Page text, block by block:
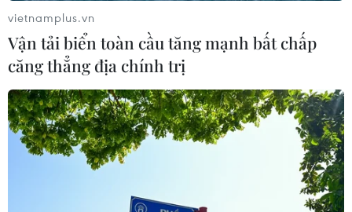
vietnamplus.vn
Vận tải biển toàn cầu tăng mạnh bất chấp
căng thẳng địa chính trị